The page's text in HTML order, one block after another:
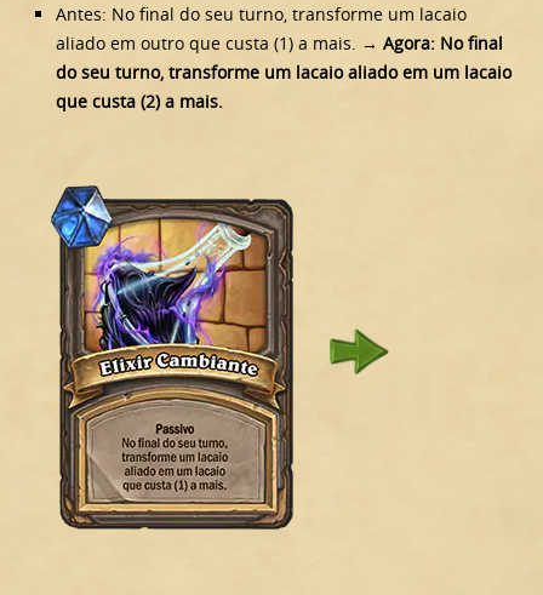
Antes: No final do seu turno, transforme um lacaio
aliado em outro que custa (1) a mais. → Agora: No final
do seu turno, transforme um lacaio aliado em um lacaio
que custa (2) a mais.